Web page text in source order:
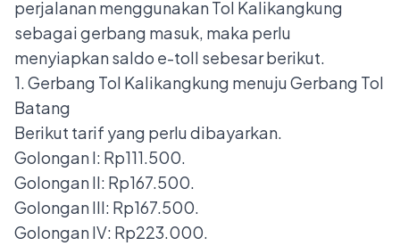
perjalanan menggunakan Tol Kalikangkung
sebagai gerbang masuk, maka perlu
menyiapkansaldo e-toll sebesar berikut.
1. Gerbang Tol Kalikangkung menuju Gerbang Tol
Batang
Berikut tarif yang perlu dibayarkan.
Golongan I: Rp111.500.
Golongan II: Rp167.500.
Golongan III: Rp167.500.
Golongan IV: Rp223.000.